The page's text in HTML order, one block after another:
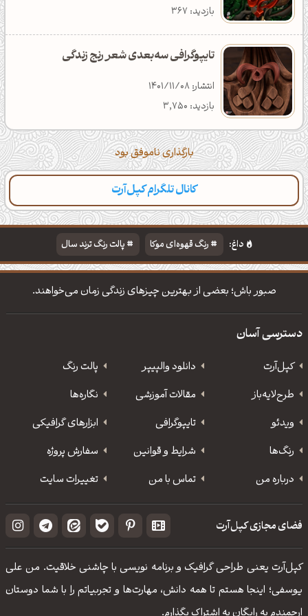
بازدید: 367
تایپوگرافی سه‌بعدی شعر رنج زندگی
انتشار: 1401/11/08
بازدید: 3,750
بارگذاری ناموفق بود
کانال تلگرام کپل‌آرت
داغ: رنگ قهوه‌ای موکا
پالت رنگ ترند سال
دانلود والپیپر مذهبی
تایپوگرافی شعر مولانا
صبور باش؛ بعضی از بهترین چیزهای زندگی زمان می‌خواهند.
دسترسی آسان
کپل‌آرت دانلود‌ والپیپر
پالت رنگ
طرح‌لایه‌باز
مقالات آموزشی
نگاره‌ها
ویدئو
‌تایپوگرافی
ابزارهای گرافیکی
رنگ‌ها
شرایط و قوانین
سفارش پروژه
درباره من
تماس با من تغییرات سایت
فضای مجازی کپل‌آرت
کپل‌آرت یعنی طراحی گرافیک و برنامه نویسی با چاشنی خلاقیت. من علی
یوسفی؛ اینجا هستم تا همه دانش، مهارت‌‌ها و تجربیاتم را با شما دوستان